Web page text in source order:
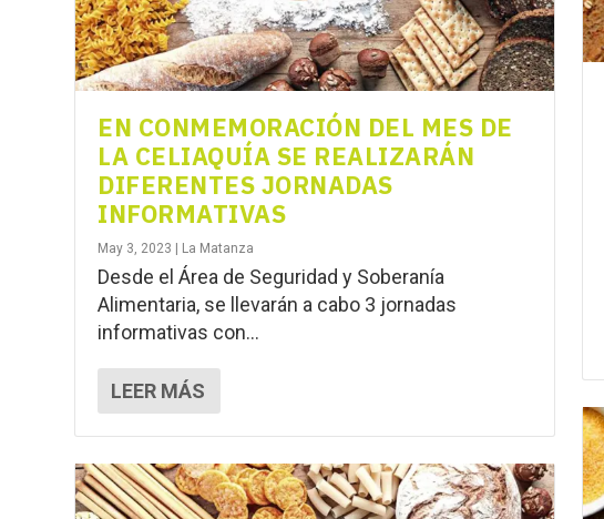
EN CONMEMORACIÓN DEL MES DE
LA CELIAQUÍA SE REALIZARÁN
DIFERENTES JORNADAS
INFORMATIVAS
May 3, 2023 La Matanza
Desde el Área de Seguridad y Soberanía
Alimentaria, se llevarán a cabo 3 jornadas
informativas con...
LEER MÁS